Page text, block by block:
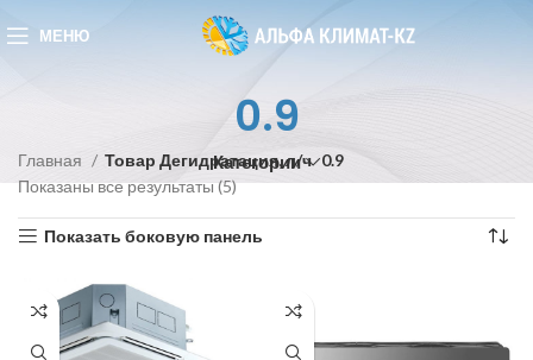
МЕНЮ
0.9
Категории
Главная Товар Дегидратация, л/ч 0.9
Показаны все результаты (5)
Показать боковую панель